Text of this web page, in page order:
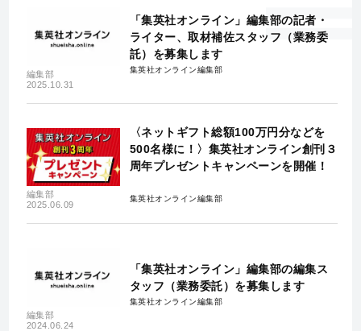
編集部
2025.10.31
「集英社オンライン」編集部の記者・
ライター、取材補佐スタッフ（業務委
託）を募集します
集英社オンライン編集部
編集部
2025.06.09
〈ネットギフト総額100万円分などを
500名様に！〉集英社オンライン創刊３
周年プレゼントキャンペーンを開催！
集英社オンライン編集部
編集部
2024.06.24
「集英社オンライン」編集部の編集ス
タッフ（業務委託）を募集します
集英社オンライン編集部